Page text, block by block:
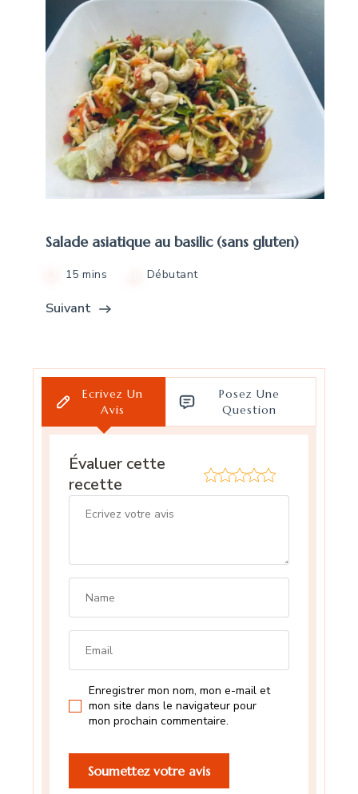
Salade asiatique au basilic (sans gluten)
15 mins Débutant
Suivant
Ecrivez Un
Avis
Posez Une
Question
Évaluer cette
recette
Enregistrer mon nom, mon e-mail et
mon site dans le navigateur pour
mon prochain commentaire.